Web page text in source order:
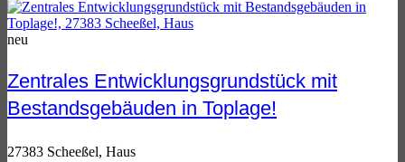
neu
Zentrales Entwicklungsgrundstück mit
Bestandsgebäuden in Toplage!
27383 Scheeßel, Haus